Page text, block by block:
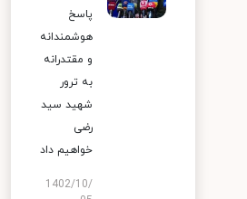
پاسخ
هوشمندانه
و مقتدرانه
به ترور
شهید سید
رضی
خواهیم داد
1402/10/